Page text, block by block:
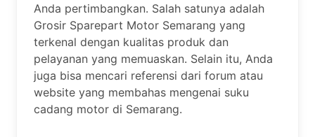
Anda pertimbangkan. Salah satunya adalah
Grosir Sparepart Motor Semarang yang
terkenal dengan kualitas produk dan
pelayanan yang memuaskan. Selain itu, Anda
juga bisa mencari referensi dari forum atau
website yang membahas mengenai suku
cadang motor di Semarang.